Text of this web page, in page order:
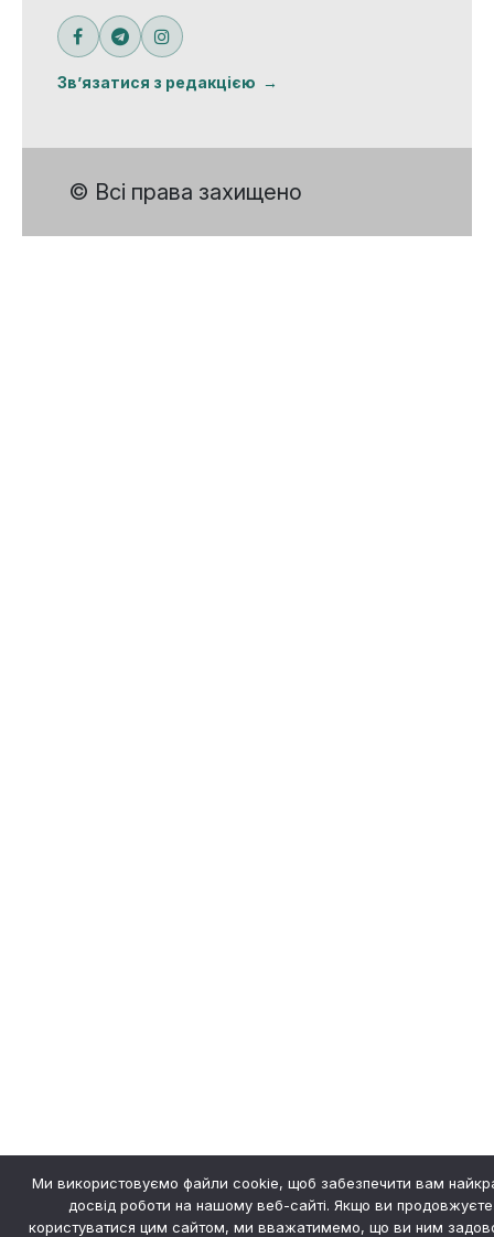
Зв’язатися з редакцією
© Всі права захищено
Ми використовуємо файли cookie, щоб забезпечити вам
досвід роботи на нашому веб-сайті. Якщо ви продовжуєте
користуватися цим сайтом, ми вважатимемо, що ви ним